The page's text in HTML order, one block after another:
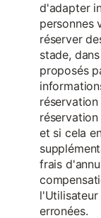
d'adapter
personnes
réserver
stade,
proposés
et si cela
frais
erronées.